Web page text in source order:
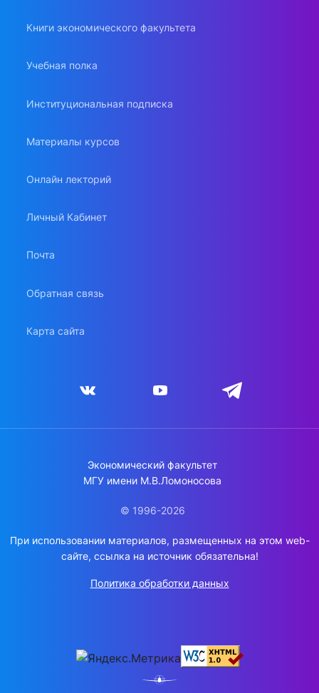
Книги экономического факультета
Учебная полка
Институциональная подписка
Материалы курсов
Онлайн лекторий
Личный Кабинет
Почта
Обратная связь
Карта сайта
Экономический факультет
МГУ имени М.В.Ломоносова
© 1996-2026
При использовании материалов, размещенных на этом web-
сайте, ссылка на источник обязательна!
Политика обработки данных